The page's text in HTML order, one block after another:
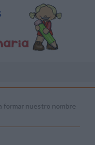
formar nuestro nombre